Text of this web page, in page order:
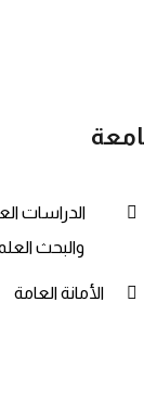
الدراسات
والبحث
الأمانة العامة